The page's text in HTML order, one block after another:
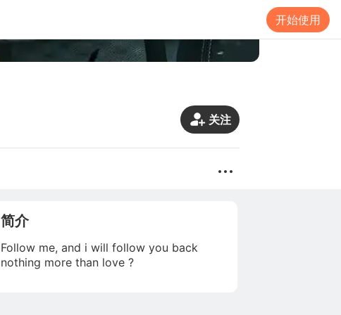
开始使用
关注
简介
Follow me, and i will follow you back
nothing more than love ?